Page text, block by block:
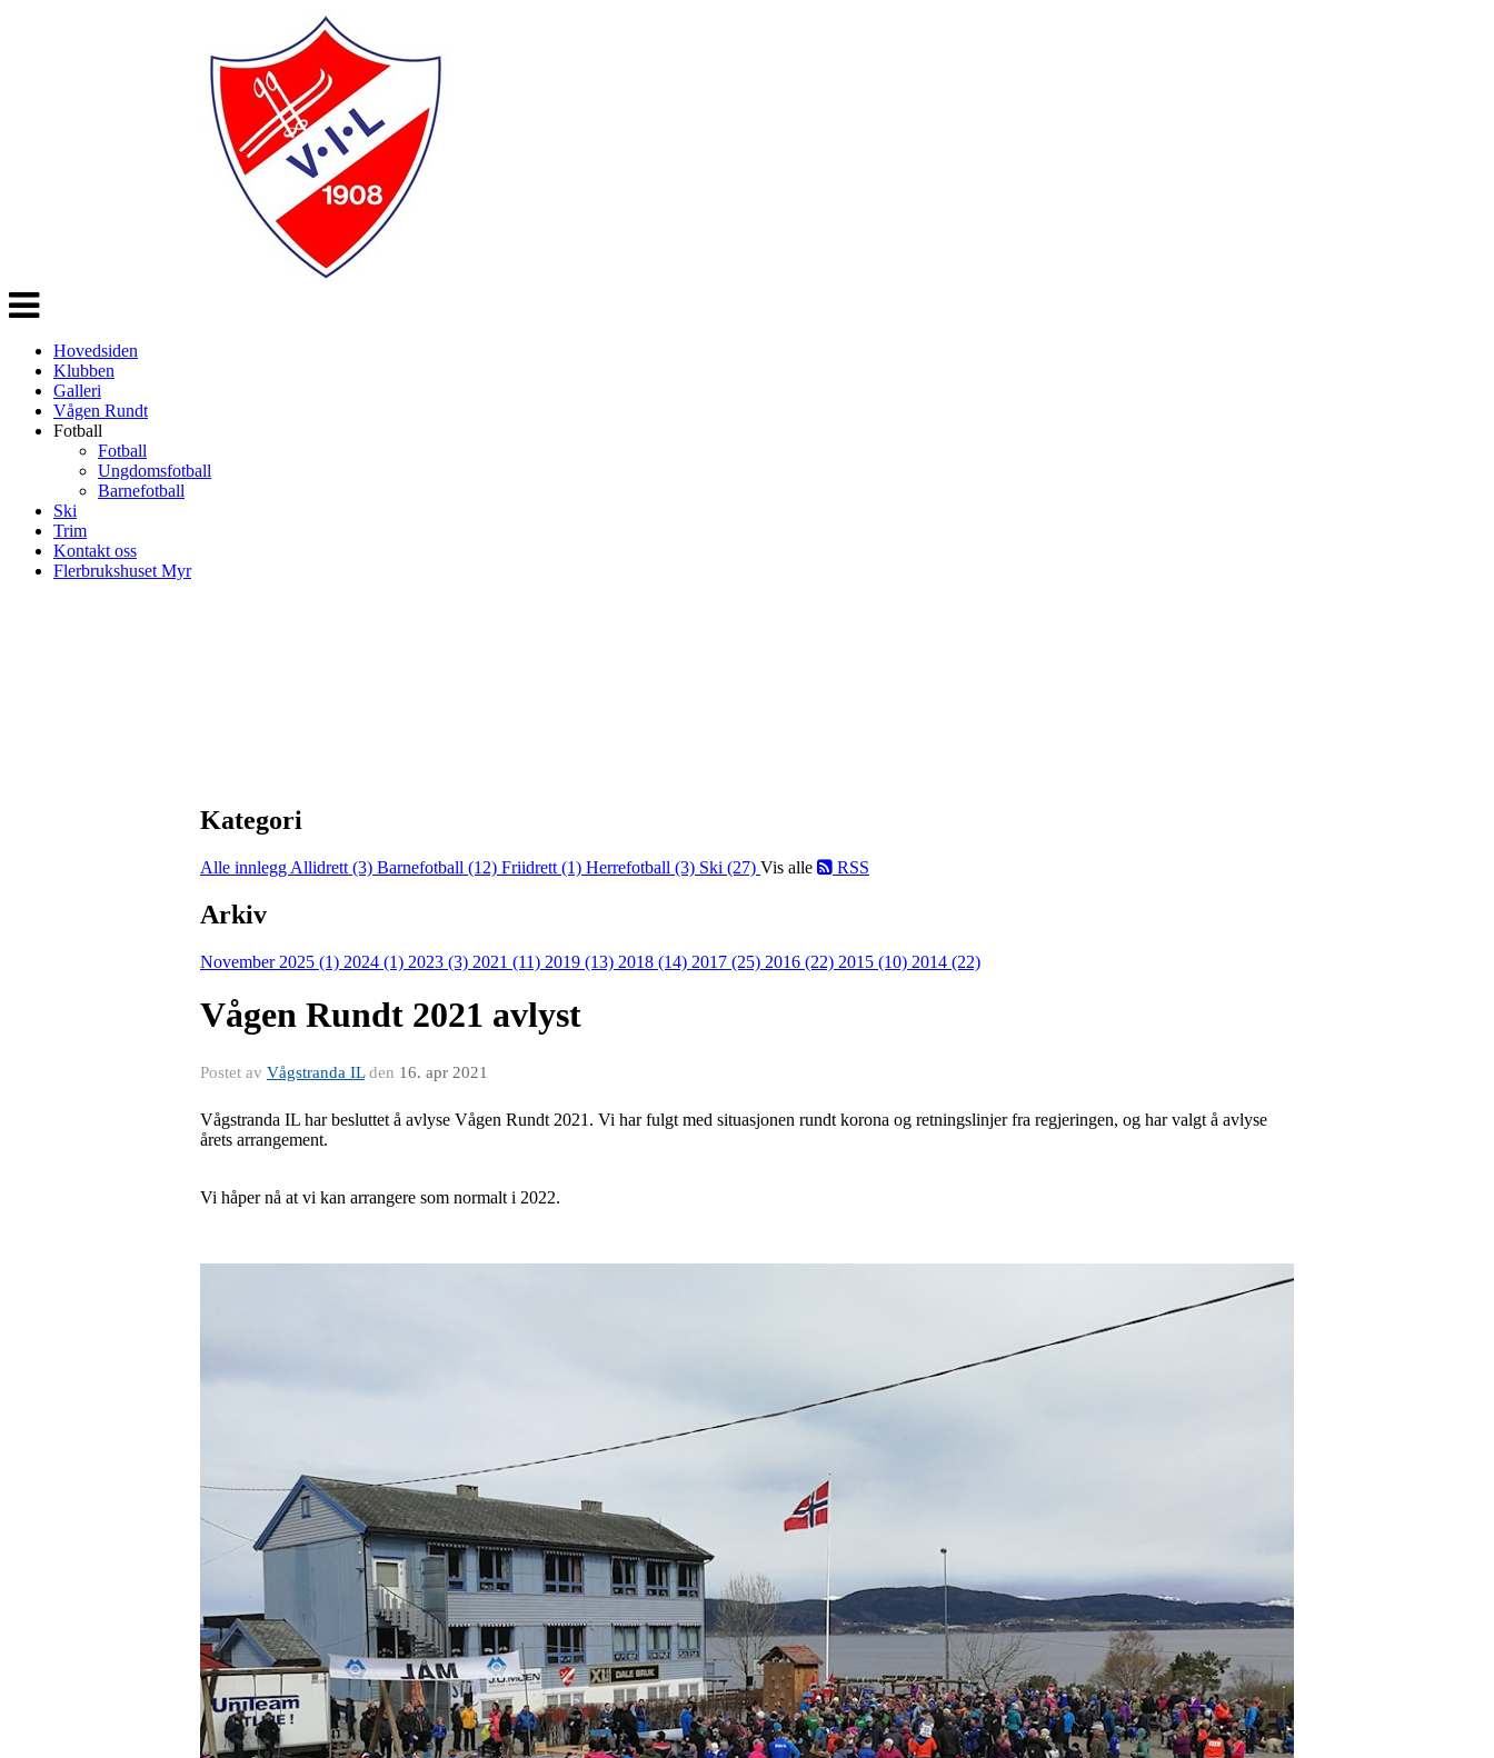
Veksle
navigasjon
Hovedsiden
Klubben
Galleri
Vågen Rundt
Fotball
Fotball
Ungdomsfotball
Barnefotball
Ski
Trim
Kontakt oss
Flerbrukshuset Myr
Kategori
Alle innlegg Allidrett (3) Barnefotball (12) Friidrett (1) Herrefotball (3) Ski (27) Vis alle RSS
Arkiv
November 2025 (1) 2024 (1) 2023 (3) 2021 (11) 2019 (13) 2018 (14) 2017 (25) 2016 (22) 2015 (10) 2014 (22)
Vågen Rundt 2021 avlyst
Postet av Vågstranda ILden 16. apr 2021
Vågstranda IL har besluttet å avlyse Vågen Rundt 2021. Vi har fulgt med situasjonen rundt korona og retningslinjer fra regjeringen, og har valgt å avlyse
årets arrangement.
Vi håper nå at vi kan arrangere som normalt i 2022.